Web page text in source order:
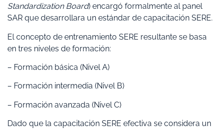
Standardization Board) encargó formalmente al panel
SAR que desarrollara un estándar de capacitación SERE.
El concepto de entrenamiento SERE resultante se basa
en tres niveles de formación:
– Formación básica (Nivel A)
– Formación intermedia (Nivel B)
– Formación avanzada (Nivel C)
Dado que la capacitación SERE efectiva se considera un